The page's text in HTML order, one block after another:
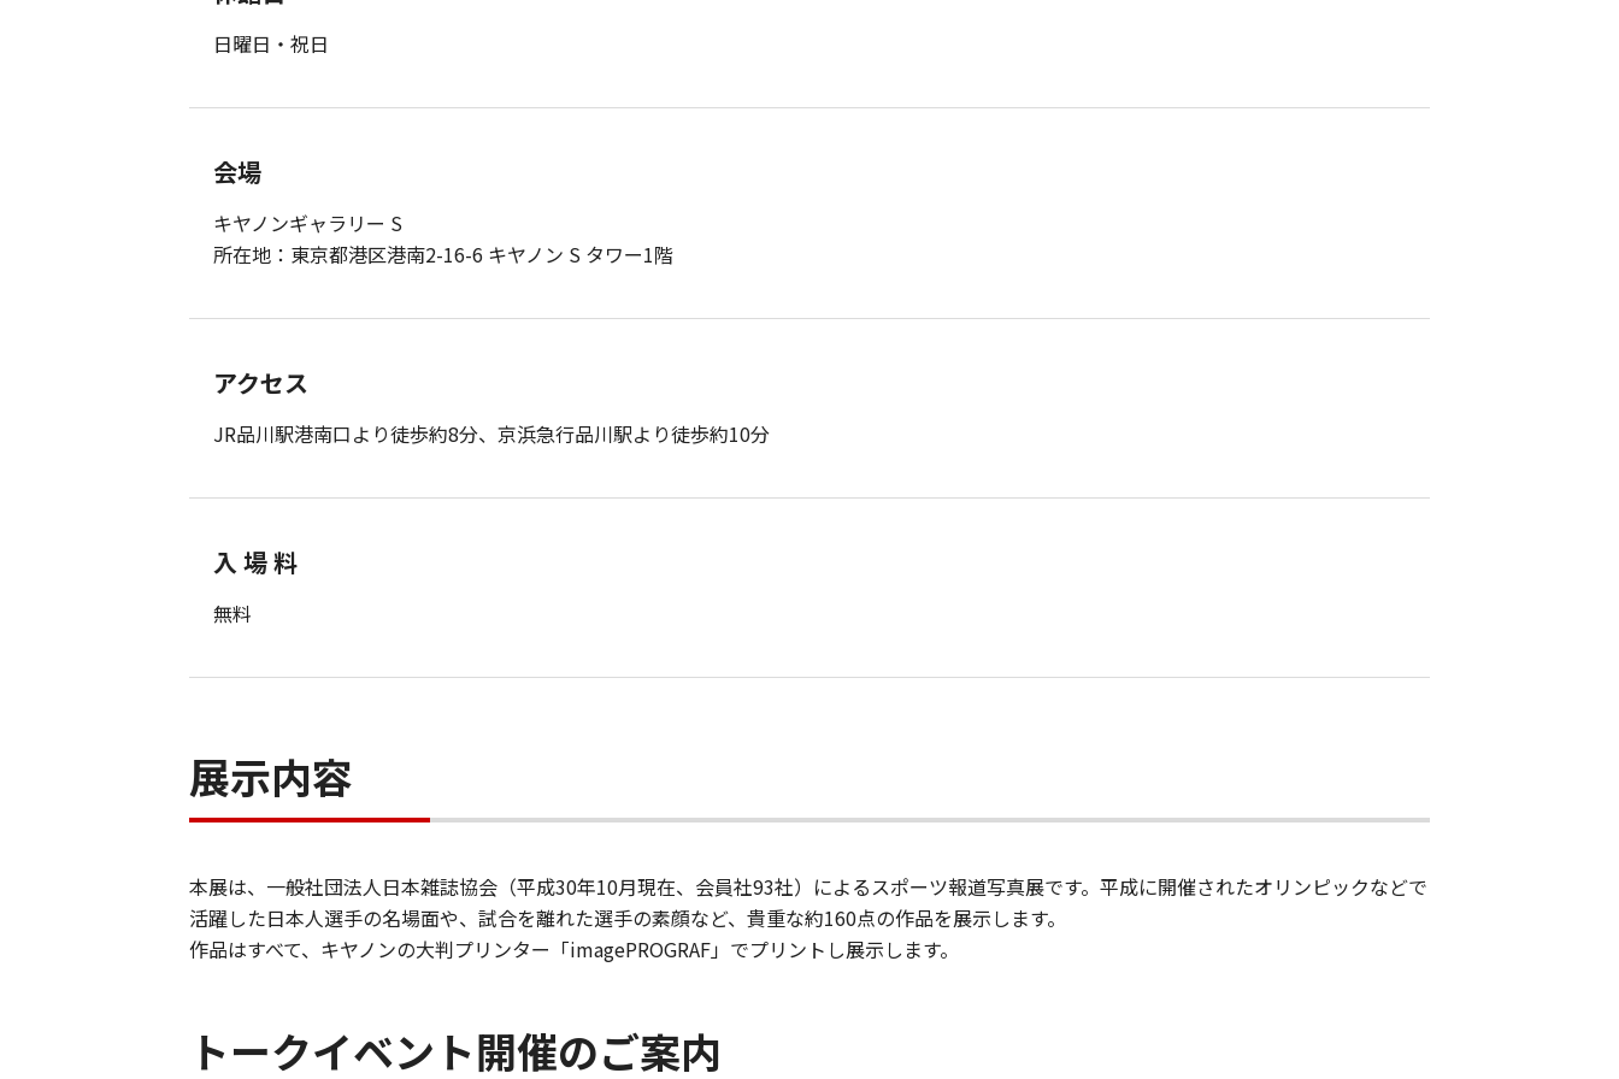
日曜日・祝日
会場
キヤノンギャラリー S
所在地：東京都港区港南2-16-6 キヤノン S タワー1階
アクセス
JR品川駅港南口より徒歩約8分、京浜急行品川駅より徒歩約10分
入 場 料
無料
展示内容
本展は、一般社団法人日本雑誌協会（平成30年10月現在、会員社93社）によるスポーツ報道写真展です。平成に開催されたオリンピックなどで
活躍した日本人選手の名場面や、試合を離れた選手の素顔など、貴重な約160点の作品を展示します。
作品はすべて、キヤノンの大判プリンター「imagePROGRAF」でプリントし展示します。
トークイベント開催のご案内